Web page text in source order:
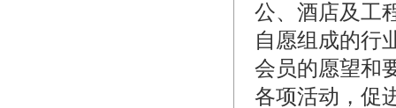
公、酒店及工
自愿组成的行
会员的愿望和
各项活动，促